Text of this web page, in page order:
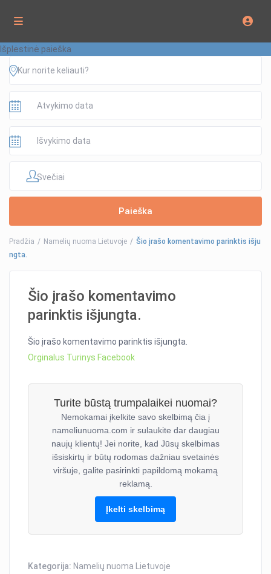
Išplėstinė paieška
Svečiai
Pradžia Namelių nuoma Lietuvoje
Šio įrašo komentavimo parinktis išju
ngta.
Šio įrašo komentavimo
parinktis išjungta.
Šio įrašo komentavimo parinktis išjungta.
Orginalus Turinys Facebook
Turite būstą trumpalaikei nuomai?
Nemokamai įkelkite savo skelbimą čia į
nameliunuoma.com ir sulaukite dar daugiau
naujų klientų! Jei norite, kad Jūsų skelbimas
išsiskirtų ir būtų rodomas dažniau svetainės
viršuje, galite pasirinkti papildomą mokamą
reklamą.
Įkelti skelbimą
Kategorija: Namelių nuoma Lietuvoje